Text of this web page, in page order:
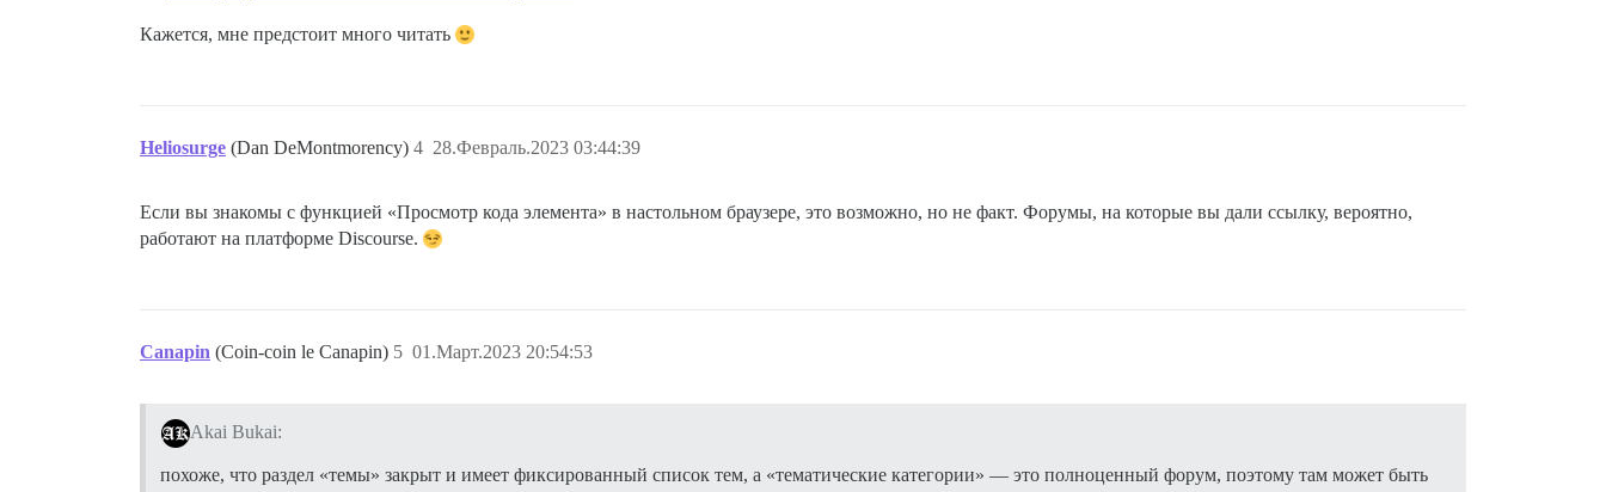
Кажется, мне предстоит много читать
Heliosurge (Dan DeMontmorency) 28.Февраль.2023 03:44:39
4
Если вы знакомы с функцией «Просмотр кода элемента» в настольном браузере, это возможно, но не факт. Форумы, на которые вы дали ссылку, вероятно,
работают на платформе Discourse.
Canapin (Coin-coin le Canapin) 01.Март.2023 20:54:53
5
Akai Bukai:
похоже, что раздел «темы» закрыт и имеет фиксированный список тем, а «тематические категории» — это полноценный форум, поэтому там может быть